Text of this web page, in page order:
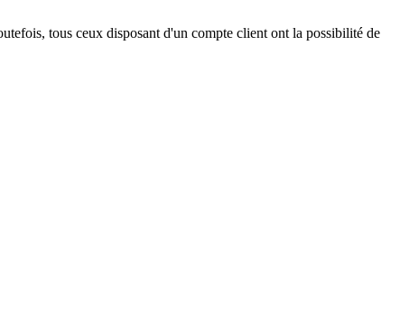
tous ceux disposant d'un compte client ont la possibilité de